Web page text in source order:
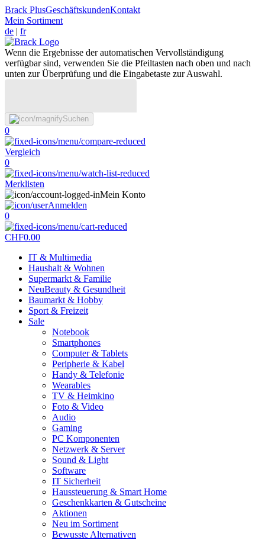
Brack PlusGeschäftskundenKontakt
Mein Sortiment
de | fr
Wenn die Ergebnisse der automatischen Vervollständigung
verfügbar sind, verwenden Sie die Pfeiltasten nach oben und nach
unten zur Überprüfung und die Eingabetaste zur Auswahl.
Suchen
0
Vergleich
0
Merklisten
Mein Konto
Anmelden
0
CHF0.00
IT & Multimedia
Haushalt & Wohnen
Supermarkt & Familie
NeuBeauty & Gesundheit
Baumarkt & Hobby
Sport & Freizeit
Sale
Notebook
Smartphones
Computer & Tablets
Peripherie & Kabel
Handy & Telefonie
Wearables
TV & Heimkino
Foto & Video
Audio
Gaming
PC Komponenten
Netzwerk & Server
Sound & Light
Software
IT Sicherheit
Haussteuerung & Smart Home
Geschenkkarten & Gutscheine
Aktionen
Neu im Sortiment
Bewusste Alternativen